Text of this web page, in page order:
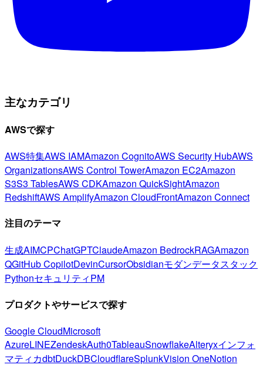
主なカテゴリ
AWSで探す
AWS特集AWS IAMAmazon CognitoAWS Security HubAWS
OrganizationsAWS Control TowerAmazon EC2Amazon
S3S3 TablesAWS CDKAmazon QuickSightAmazon
RedshiftAWS AmplifyAmazon CloudFrontAmazon Connect
注目のテーマ
生成AIMCPChatGPTClaudeAmazon BedrockRAGAmazon
QGitHub CopilotDevinCursorObsidianモダンデータスタック
PythonセキュリティPM
プロダクトやサービスで探す
Google CloudMicrosoft
AzureLINEZendeskAuth0TableauSnowflakeAlteryxインフォ
マティカdbtDuckDBCloudflareSplunkVision OneNotion